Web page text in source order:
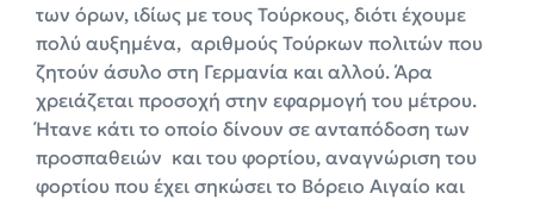
των όρων, ιδίως με τους Τούρκους, διότι έχουμε
πολύ αυξημένα, αριθμούς Τούρκων πολιτών που
ζητούν άσυλο στη Γερμανία και αλλού. Άρα
χρειάζεται προσοχή στην εφαρμογή του μέτρου.
Ήτανε κάτι το οποίο δίνουν σε ανταπόδοση των
προσπαθειών και του φορτίου, αναγνώριση του
φορτίου που έχει σηκώσει το Βόρειο Αιγαίο και